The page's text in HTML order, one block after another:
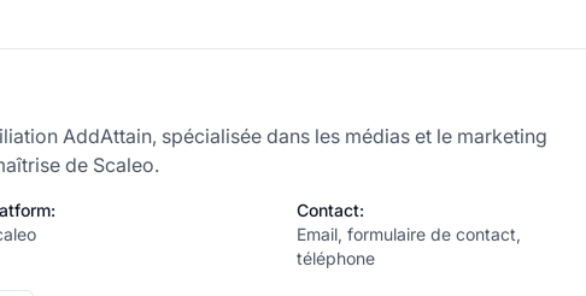
AddAttain, spécialisée dans les médias et le marketing
de Scaleo.
Contact:
Email, formulaire de contact,
téléphone